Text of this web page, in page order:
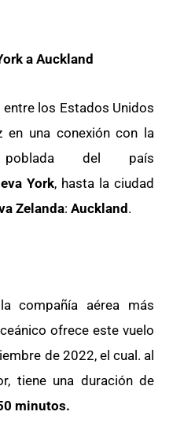
a Auckland
los Estados Unidos
en una conexión con la
del país
York, hasta la ciudad
Zelanda: Auckland.
compañía aérea más
ofrece este vuelo
de 2022, el cual. al
tiene una duración de
minutos.